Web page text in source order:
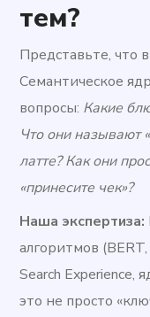
тем?
Представьте, что
Семантическое
вопросы: Какие
Что они называют
латте? Как они
«принесите чек»?
Наша экспертиза:
алгоритмов
Search Experience,
это не просто